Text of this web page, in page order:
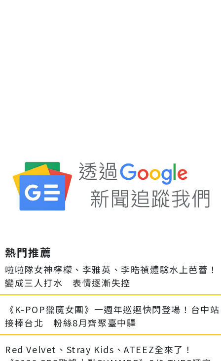
熱門推薦
啦啦隊女神檸檬、李雅英、李晧禎體驗水上芭蕾！
變成三人打水 表情逐漸失控
《K-POP獵魔女團》一週年巡迴快閃登場！台中站
接棒台北 粉絲8月齊聚臺中驛
Red Velvet、Stray Kids、ATEEZ全來了！